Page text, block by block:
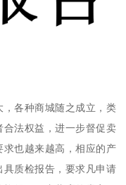
，各种商城随之成立，类
法权益，进一步督促卖
也越来越高，相应的产
质检报告，要求凡申请